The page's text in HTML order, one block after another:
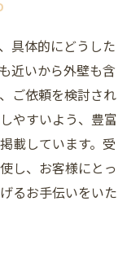
具体的にどうした
近いから外壁も含
ご依頼を検討され
やすいよう、豊富
載しています。受
し、お客様にとっ
るお手伝いをいた